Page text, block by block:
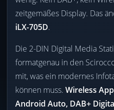
zeitgemäßes Display. Das
iLX-705D.
Die 2-DIN Digital Media
formatgenau in den
mit, was ein modernes
können muss. Wireless
Android Auto, DAB+